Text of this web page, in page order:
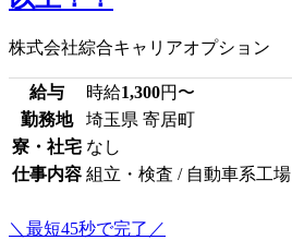
株式会社綜合キャリアオプション
給与 時給1,300円〜
勤務地
埼玉県 寄居町
寮・社宅 なし
仕事内容 組立・検査 / 自動車系工
＼最短45秒で完了／